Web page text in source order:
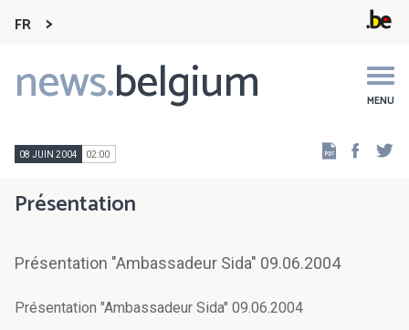
FR
news.belgium MENU
Main
navigation
08 JUIN 2004 02:00
Présentation
Présentation "Ambassadeur Sida" 09.06.2004
Présentation "Ambassadeur Sida" 09.06.2004